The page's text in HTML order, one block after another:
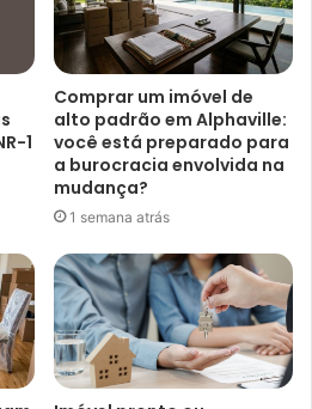
1
Comprar um imóvel de
alto padrão em Alphaville:
você está preparado para
a burocracia envolvida na
mudança?
1 semana atrás